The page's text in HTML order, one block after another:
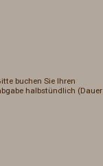
buchen Sie Ihren
halbstündlich (Dauer